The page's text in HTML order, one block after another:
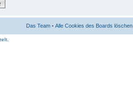
Das Team • Alle Cookies des Boards löschen
.